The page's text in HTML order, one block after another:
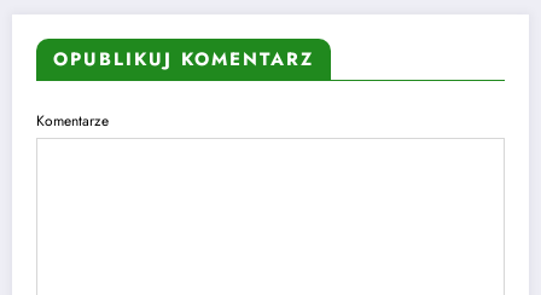
OPUBLIKUJ KOMENTARZ
Komentarze